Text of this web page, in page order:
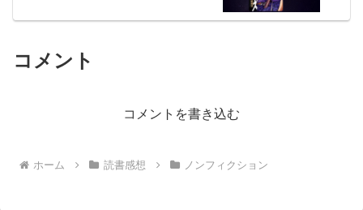
コメント
コメントを書き込む
ホーム 読書感想 ノンフィクション